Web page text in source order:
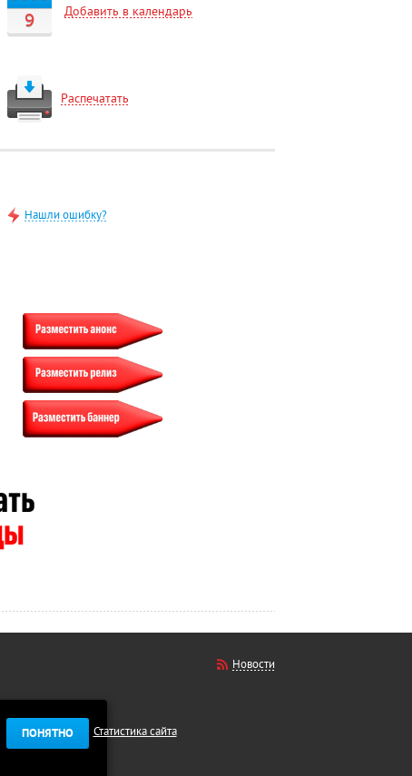
9 Добавить в календарь
Распечатать
Нашли ошибку?
ПОНЯТНО
Новости
Статистика сайта